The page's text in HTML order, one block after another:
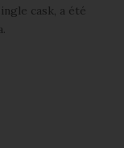
cask, a été